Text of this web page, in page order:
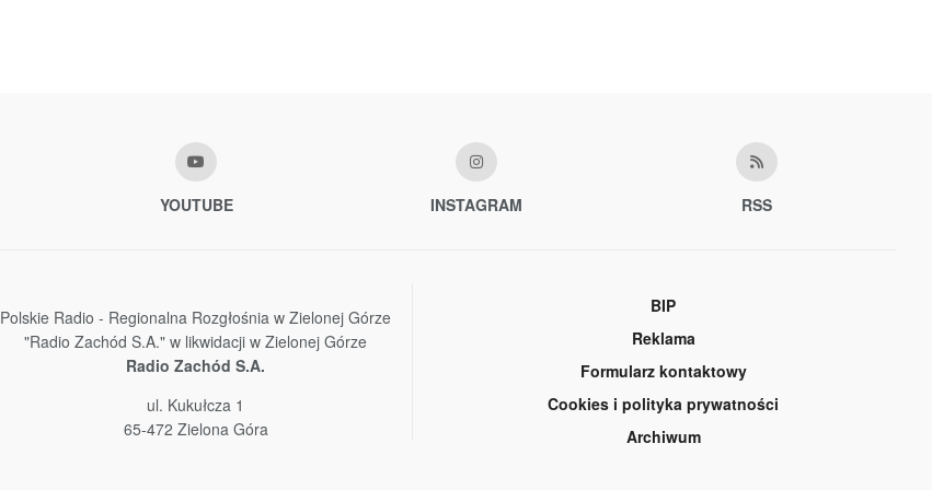
YOUTUBE INSTAGRAM RSS
Polskie Radio - Regionalna Rozgłośnia w Zielonej Górze
"Radio Zachód S.A." w likwidacji w Zielonej Górze
Radio Zachód S.A.
ul. Kukułcza 1
65-472 Zielona Góra
BIP
Reklama
Formularz kontaktowy
Cookies i polityka prywatności
Archiwum